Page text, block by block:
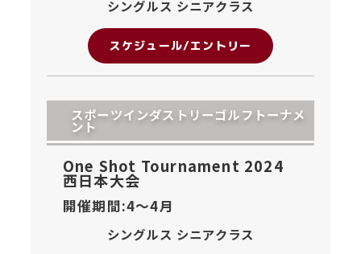
シングルス シニアクラス
スケジュール/エントリー
スポーツインダストリーゴルフトーナメ
ント
One Shot Tournament 2024
西日本大会
開催期間:4〜4月
シングルス シニアクラス